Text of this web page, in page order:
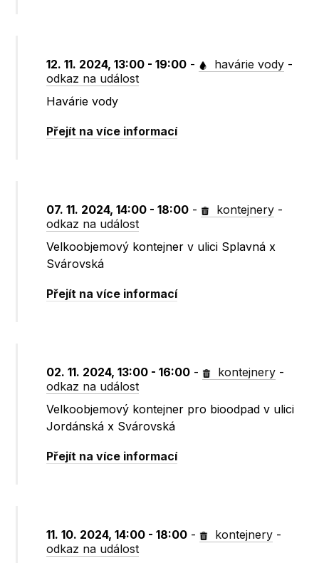
12. 11. 2024, 13:00 - 19:00 - havárie vody -
odkaz na událost
Havárie vody
Přejít na více informací
07. 11. 2024, 14:00 - 18:00 - kontejnery -
odkaz na událost
Velkoobjemový kontejner v ulici Splavná x
Svárovská
Přejít na více informací
02. 11. 2024, 13:00 - 16:00 - kontejnery -
odkaz na událost
Velkoobjemový kontejner pro bioodpad v ulici
Jordánská x Svárovská
Přejít na více informací
11. 10. 2024, 14:00 - 18:00 - kontejnery -
odkaz na událost